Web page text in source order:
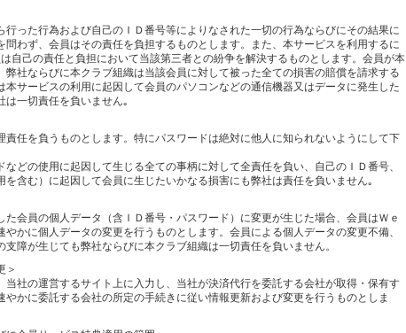
った行為および自己のＩＤ番号等によりなされた一切の行為ならびにその結果に
わず、会員はその責任を負担するものとします。また、本サービスを利用するに
自己の責任と負担において当該第三者との紛争を解決するものとします。会員が本
社ならびに本クラブ組織は当該会員に対して被った全ての損害の賠償を請求する
サービスの利用に起因して会員のパソコンなどの通信機器又はデータに発生した
は一切責任を負いません｡
任を負うものとします。特にパスワードは絶対に他人に知られないようにして下
どの使用に起因して生じる全ての事柄に対して全責任を負い、自己のＩＤ番号、
含む）に起因して会員に生じたいかなる損害にも弊社は責任を負いません｡
会員の個人データ（含ＩＤ番号・パスワード）に変更が生じた場合、会員はＷｅ
かに個人データの変更を行うものとします。会員による個人データの変更不備、
障が生じても弊社ならびに本クラブ組織は一切責任を負いません。
＞
社の運営するサイト上に入力し、当社が決済代行を委託する会社が取得・保有す
かに委託する会社の所定の手続きに従い情報更新および変更を行うものとしま